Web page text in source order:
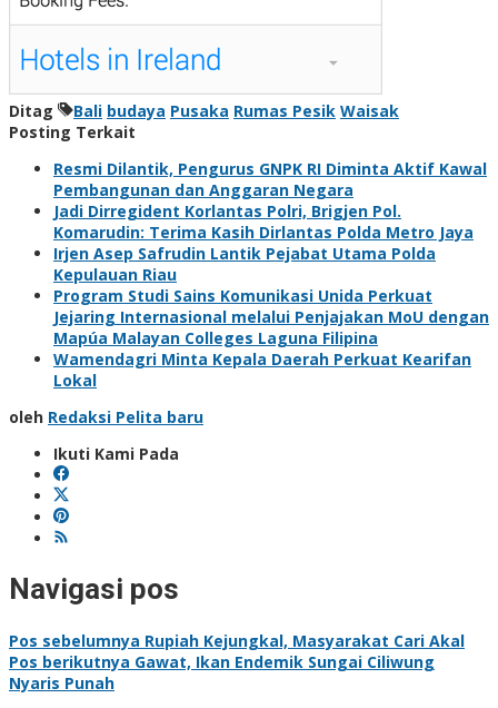
Ditag Bali budaya Pusaka Rumas Pesik Waisak
Posting Terkait
Resmi Dilantik, Pengurus GNPK RI Diminta Aktif Kawal
Pembangunan dan Anggaran Negara
Jadi Dirregident Korlantas Polri, Brigjen Pol.
Komarudin: Terima Kasih Dirlantas Polda Metro Jaya
Irjen Asep Safrudin Lantik Pejabat Utama Polda
Kepulauan Riau
Program Studi Sains Komunikasi Unida Perkuat
Jejaring Internasional melalui Penjajakan MoU dengan
Mapúa Malayan Colleges Laguna Filipina
Wamendagri Minta Kepala Daerah Perkuat Kearifan
Lokal
oleh Redaksi Pelita baru
Ikuti Kami Pada
Navigasi pos
Pos sebelumnya Rupiah Kejungkal, Masyarakat Cari Akal
Pos berikutnya Gawat, Ikan Endemik Sungai Ciliwung
Nyaris Punah